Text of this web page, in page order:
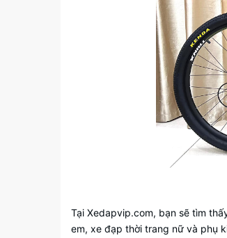
Tại Xedapvip.com, bạn sẽ tìm
em, xe đạp thời trang nữ và phụ